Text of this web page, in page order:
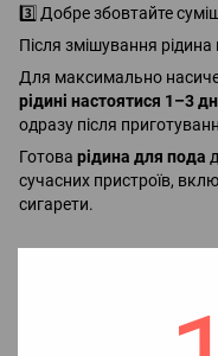
3️⃣ Добре збовтайте
Після змішування
Для максимально
рідині настоятися 1–3
одразу після
Готова рідина для пода
сучасних пристроїв,
сигарети.
✔️ ідеально підходить для
✔️ середній ТХ (удар по